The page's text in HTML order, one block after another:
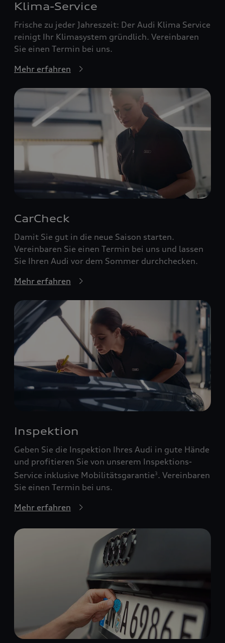
Klima-Service
Frische zu jeder Jahreszeit: Der Audi Klima Service
reinigt Ihr Klimasystem gründlich. Vereinbaren
Sie einen Termin bei uns.
Mehr erfahren
CarCheck
Damit Sie gut in die neue Saison starten.
Vereinbaren Sie einen Termin bei uns und lassen
Sie Ihren Audi vor dem Sommer durchchecken.
Mehr erfahren
Inspektion
Geben Sie die Inspektion Ihres Audi in gute Hände
und profitieren Sie von unserem Inspektions-
Service inklusive Mobilitätsgarantie3 . Vereinbaren
Sie einen Termin bei uns.
Mehr erfahren